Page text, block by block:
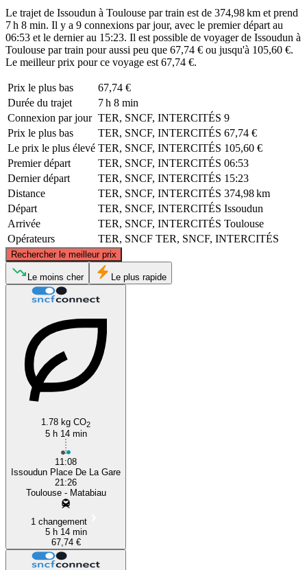
Le trajet de Issoudun à Toulouse par train est de 374,98 km et prend
7 h 8 min. Il y a 9 connexions par jour, avec le premier départ au
06:53 et le dernier au 15:23. Il est possible de voyager de Issoudun à
Toulouse par train pour aussi peu que 67,74 € ou jusqu'à 105,60 €.
Le meilleur prix pour ce voyage est 67,74 €.
Prix ​​le plus bas
67,74 €
Durée du trajet
7 h 8 min
Connexion par jour TER, SNCF, INTERCITÉS 9
Prix ​​le plus bas
TER, SNCF, INTERCITÉS 67,74 €
Le prix le plus élevé TER, SNCF, INTERCITÉS 105,60 €
Premier départ
TER, SNCF, INTERCITÉS 06:53
Dernier départ
TER, SNCF, INTERCITÉS 15:23
Distance
TER, SNCF, INTERCITÉS 374,98 km
Départ
TER, SNCF, INTERCITÉS Issoudun
Arrivée
TER, SNCF, INTERCITÉS Toulouse
Opérateurs
TER, SNCF TER, SNCF, INTERCITÉS
Rechercher le meilleur prix
Issoudun
©CARTO, ©OpenStreetMapcontributors
Le moins cher Le plus rapide
1.78 kg CO2
5 h 14 min
11:08
Issoudun Place De La Gare
21:26
Toulouse - Matabiau
1 changement
5 h 14 min
67,74 €